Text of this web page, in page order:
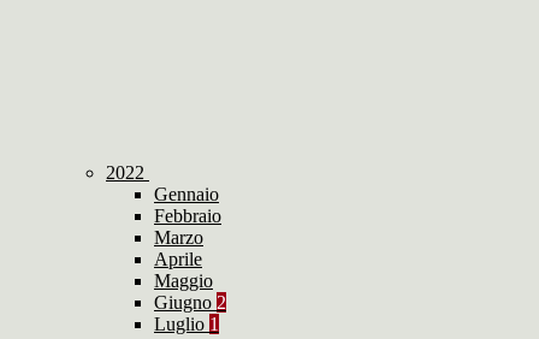
2022
Gennaio
Febbraio
Marzo
Aprile
Maggio
Giugno 2
Luglio 1